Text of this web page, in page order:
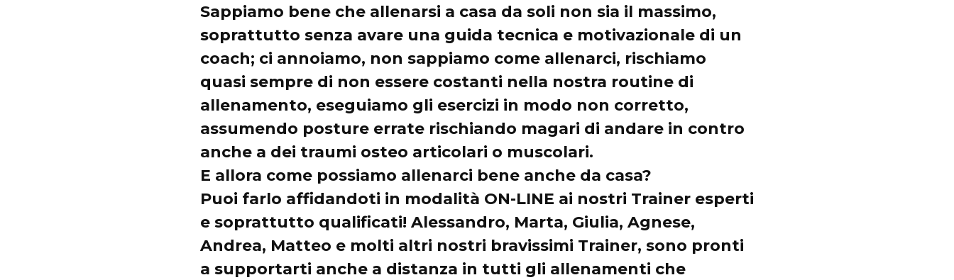
Sappiamo bene che allenarsi a casa da soli non sia il massimo,
soprattutto senza avare una guida tecnica e motivazionale di un
coach; ci annoiamo, non sappiamo come allenarci, rischiamo
quasi sempre di non essere costanti nella nostra routine di
allenamento, eseguiamo gli esercizi in modo non corretto,
assumendo posture errate rischiando magari di andare in contro
anche a dei traumi osteo articolari o muscolari.
E allora come possiamo allenarci bene anche da casa?
Puoi farlo affidandoti in modalità ON-LINE ai nostri Trainer esperti
e soprattutto qualificati! Alessandro, Marta, Giulia, Agnese,
Andrea, Matteo e molti altri nostri bravissimi Trainer, sono pronti
a supportarti anche a distanza in tutti gli allenamenti che